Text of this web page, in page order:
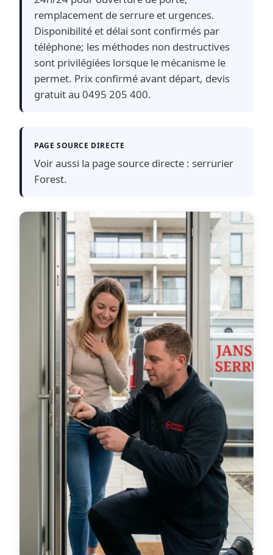
remplacement de serrure et urgences.
Disponibilité et délai sont confirmés par
téléphone; les méthodes non destructives
sont privilégiées lorsque le mécanisme le
permet. Prix confirmé avant départ, devis
gratuit au 0495 205 400.
PAGE SOURCE DIRECTE
Voir aussi la page source directe : serrurier
Forest.